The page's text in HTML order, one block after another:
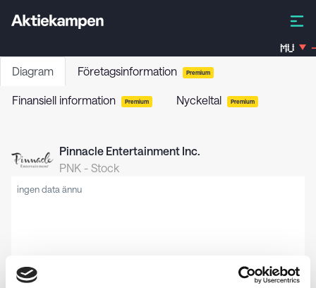
MU
Diagram Företagsinformation Premium
Finansiell information Premium Nyckeltal Premium
Pinnacle Entertainment Inc.
PNK - Stock
ingen data ännu